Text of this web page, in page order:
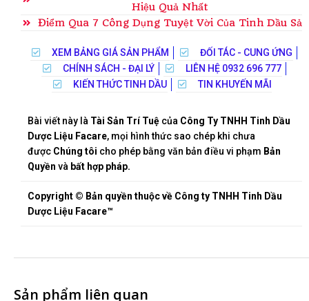
Hiệu Quả Nhất
Điểm Qua 7 Công Dụng Tuyệt Vời Của Tinh Dầu Sả
XEM BẢNG GIÁ SẢN PHẨM
ĐỐI TÁC - CUNG ỨNG
CHÍNH SÁCH - ĐẠI LÝ
LIÊN HỆ 0932 696 777
KIẾN THỨC TINH DẦU
TIN KHUYẾN MÃI
Bài viết này là Tài Sản Trí Tuệ của Công Ty TNHH Tinh Dầu
Dược Liệu Facare, mọi hình thức sao chép khi chưa
được Chúng tôi cho phép bằng văn bản điều vi phạm Bản
Quyền và bất hợp pháp.
Copyright © Bản quyền thuộc về Công ty TNHH Tinh Dầu
Dược Liệu Facare™
Sản phẩm liên quan